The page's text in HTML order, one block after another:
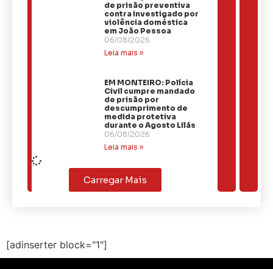
de prisão preventiva
contra investigado por
violência doméstica
em João Pessoa
06/08/2026
Leia mais »
EM MONTEIRO: Polícia
Civil cumpre mandado
de prisão por
descumprimento de
medida protetiva
durante o Agosto Lilás
06/08/2026
Leia mais »
Carregar Mais
[adinserter block="1"]